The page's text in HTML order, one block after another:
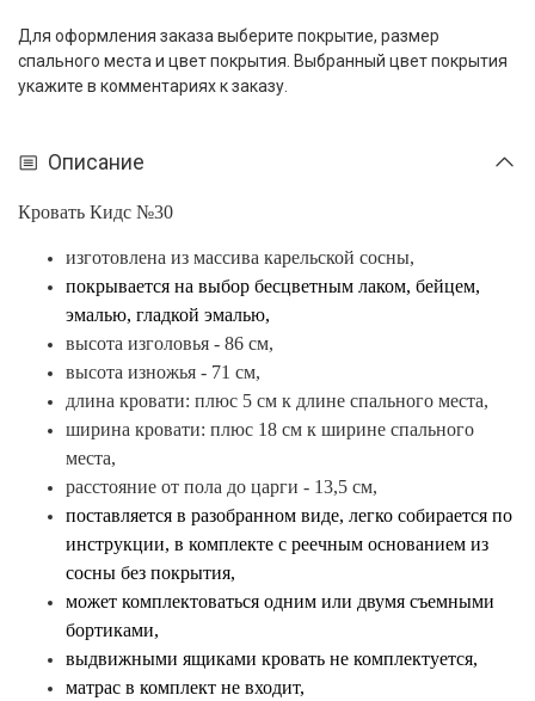
Для оформления заказа выберите покрытие, размер
спального места и цвет покрытия. Выбранный цвет покрытия
укажите в комментариях к заказу.
Описание
Кровать Кидс №30
изготовлена из массива карельской сосны,
покрывается на выбор бесцветным лаком, бейцем,
эмалью, гладкой эмалью,
высота изголовья - 86 см,
высота изножья - 71 см,
длина кровати: плюс 5 см к длине спального места,
ширина кровати: плюс 18 см к ширине спального
места,
расстояние от пола до царги - 13,5 см,
поставляется в разобранном виде, легко собирается по
инструкции, в комплекте с реечным основанием из
сосны без покрытия,
может комплектоваться одним или двумя съемными
бортиками,
выдвижными ящиками кровать не комплектуется,
матрас в комплект не входит,